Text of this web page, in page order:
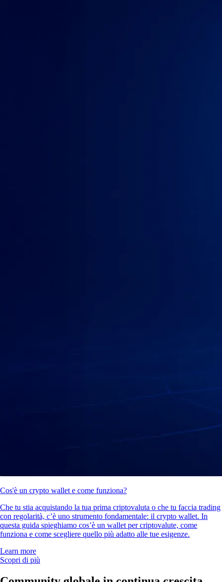
Cos'è un crypto wallet e come funziona?
Che tu stia acquistando la tua prima criptovaluta o che tu faccia trading
con regolarità, c’è uno strumento fondamentale: il crypto wallet. In
questa guida spieghiamo cos’è un wallet per criptovalute, come
funziona e come scegliere quello più adatto alle tue esigenze.
Learn more
Scopri di più